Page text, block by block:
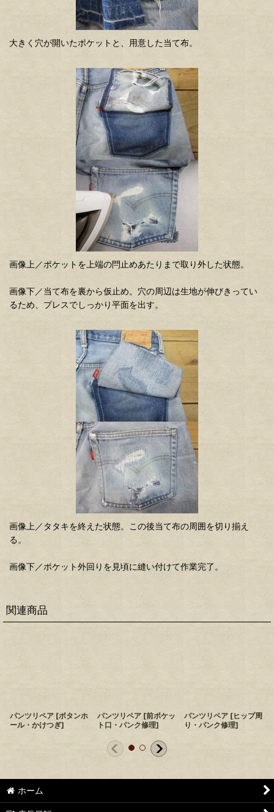
大きく穴が開いたポケットと、用意した当て布。
画像上／ポケットを上端の閂止めあたりまで取り外した状態。
画像下／当て布を裏から仮止め。穴の周辺は生地が伸びきってい
るため、プレスでしっかり平面を出す。
画像上／タタキを終えた状態。この後当て布の周囲を切り揃え
る。
画像下／ポケット外回りを見頃に縫い付けて作業完了。
関連商品
パンツリペア [ボタンホ
ール・かけつぎ]
パンツリペア [前ポケッ
ト口・パンク修理]
パンツリペア [ヒップ周
り・パンク修理]
ホーム